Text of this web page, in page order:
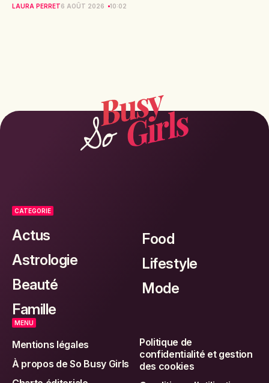
LAURA PERRET6 AOÛT 2026 10:02
CATEGORIE
Actus
Astrologie
Beauté
Famille
Food
Lifestyle
Mode
MENU
Mentions légales
À propos de So Busy Girls
Politique de
confidentialité et gestion
des cookies